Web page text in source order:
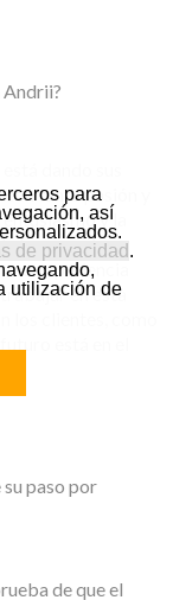
para
así
de privacidad .
utilización de
Andrii?
tanta pasión y
y la
lo que quiere
su experiencia
en esta
los clientes, como
su paso por
de que el